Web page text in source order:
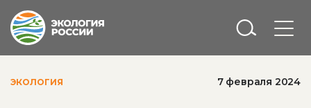
ЭКОЛОГИЯ 7 февраля 2024